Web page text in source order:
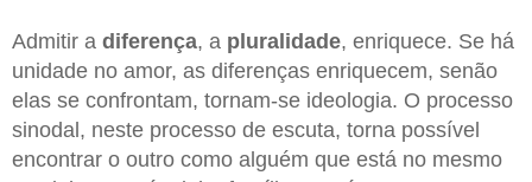
Admitir a diferença, a pluralidade, enriquece. Se há
unidade no amor, as diferenças enriquecem, senão
elas se confrontam, tornam-se ideologia. O processo
sinodal, neste processo de escuta, torna possível
encontrar o outro como alguém que está no mesmo